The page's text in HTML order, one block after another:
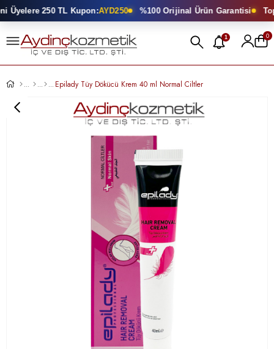
Üyelere 250 TL Kupon:AYD250 %100 Orijinal Ürün Garantisi
1 0
Epilady Tüy Dökücü Krem 40 ml Normal Ciltler